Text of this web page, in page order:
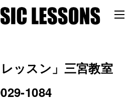
ッスン」三宮教室
1084